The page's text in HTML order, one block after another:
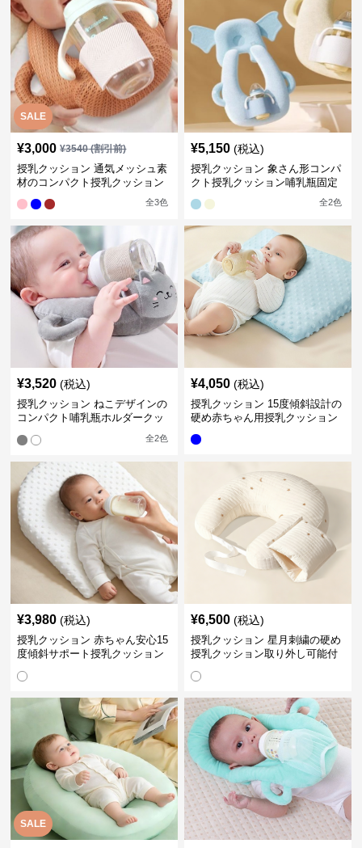
SALE
¥3,000 ¥3540(割引前)
授乳クッション 通気メッシュ素
材のコンパクト授乳クッション
全3色
¥5,150 (税込)
授乳クッション 象さん形コンパ
クト授乳クッション哺乳瓶固定
全2色
¥3,520 (税込)
授乳クッション ねこデザインの
コンパクト哺乳瓶ホルダークッ
全2色
¥4,050 (税込)
授乳クッション 15度傾斜設計の
硬め赤ちゃん用授乳クッション
¥3,980 (税込)
授乳クッション 赤ちゃん安心15
度傾斜サポート授乳クッション
¥6,500 (税込)
授乳クッション 星月刺繍の硬め
授乳クッション取り外し可能付
SALE